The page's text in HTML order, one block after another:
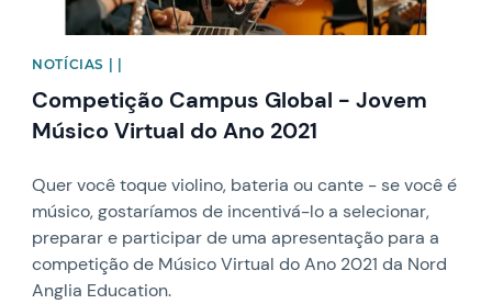
NOTÍCIAS | |
Competição Campus Global - Jovem
Músico Virtual do Ano 2021
Quer você toque violino, bateria ou cante - se você é
músico, gostaríamos de incentivá-lo a selecionar,
preparar e participar de uma apresentação para a
competição de Músico Virtual do Ano 2021 da Nord
Anglia Education.